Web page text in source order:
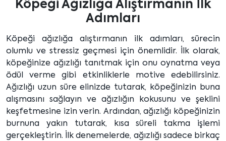
Köpeği Ağızlığa Alıştırmanın İlk
Adımları
Köpeği ağızlığa alıştırmanın ilk adımları, sürecin
olumlu ve stressiz geçmesi için önemlidir. İlk olarak,
köpeğinize ağızlığı tanıtmak için onu oynatma veya
ödül verme gibi etkinliklerle motive edebilirsiniz.
Ağızlığı uzun süre elinizde tutarak, köpeğinizin buna
alışmasını sağlayın ve ağızlığın kokusunu ve şeklini
keşfetmesine izin verin. Ardından, ağızlığı köpeğinizin
burnuna yakın tutarak, kısa süreli takma işlemi
gerçekleştirin. İlk denemelerde, ağızlığı sadece birkaç